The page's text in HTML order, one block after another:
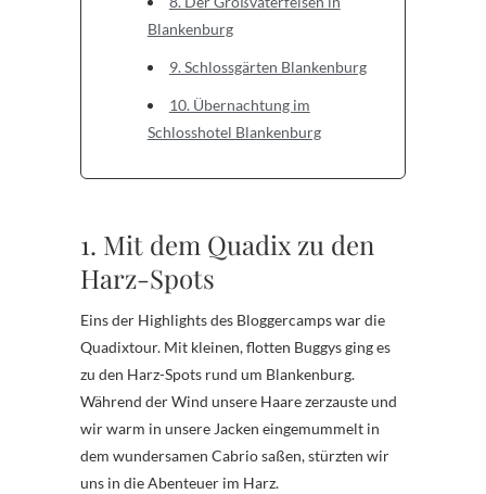
Blankenburg
9. Schlossgärten Blankenburg
10. Übernachtung im
Schlosshotel Blankenburg
1. Mit dem Quadix zu den
Harz-Spots
Eins der Highlights des Bloggercamps war die
Quadixtour. Mit kleinen, flotten Buggys ging es
zu den Harz-Spots rund um Blankenburg.
Während der Wind unsere Haare zerzauste und
wir warm in unsere Jacken eingemummelt in
dem wundersamen Cabrio saßen, stürzten wir
uns in die Abenteuer im Harz.